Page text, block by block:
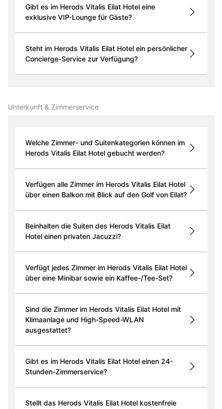
Gibt es im Herods Vitalis Eilat Hotel eine
exklusive VIP-Lounge für Gäste?
Steht im Herods Vitalis Eilat Hotel ein persönlicher
Concierge-Service zur Verfügung?
Unterkunft & Zimmer­service
Welche Zimmer- und Suitenkategorien können im
Herods Vitalis Eilat Hotel gebucht werden?
Verfügen alle Zimmer im Herods Vitalis Eilat Hotel
über einen Balkon mit Blick auf den Golf von Eilat?
Beinhalten die Suiten des Herods Vitalis Eilat
Hotel einen privaten Jacuzzi?
Verfügt jedes Zimmer im Herods Vitalis Eilat Hotel
über eine Minibar sowie ein Kaffee-/Tee-Set?
Sind die Zimmer im Herods Vitalis Eilat Hotel mit
Klimaanlage und High-Speed-WLAN
ausgestattet?
Gibt es im Herods Vitalis Eilat Hotel einen 24-
Stunden-Zimmerservice?
Stellt das Herods Vitalis Eilat Hotel kostenfreie